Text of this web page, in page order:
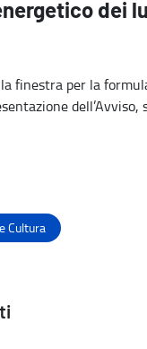
dei
finestra per la
Cultura